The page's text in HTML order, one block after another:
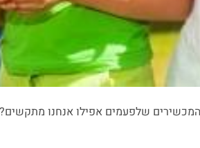
שלפעמים אפילו אנחנו